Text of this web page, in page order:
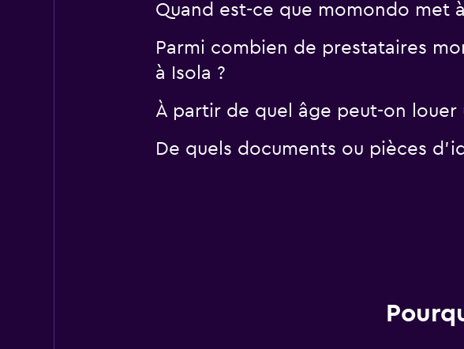
Quand est-ce que momondo met
Parmi combien de prestataires
à Isola ?
À partir de quel âge peut-on louer
De quels documents ou pièces